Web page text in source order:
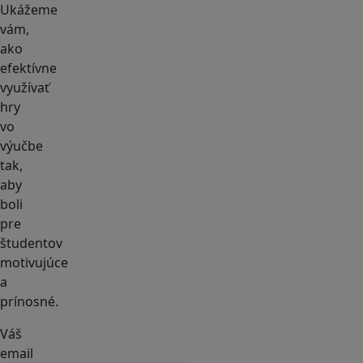
Ukážeme
vám,
ako
efektívne
využívať
hry
vo
výučbe
tak,
aby
boli
pre
študentov
motivujúce
a
prínosné.
Váš
email